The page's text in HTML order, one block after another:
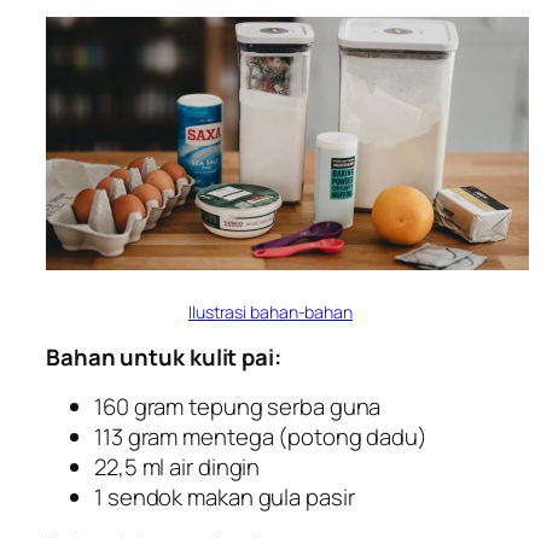
Ilustrasi bahan-bahan
Bahan untuk kulit pai:
160 gram tepung serba guna
113 gram mentega (potong dadu)
22,5 ml air dingin
1 sendok makan gula pasir